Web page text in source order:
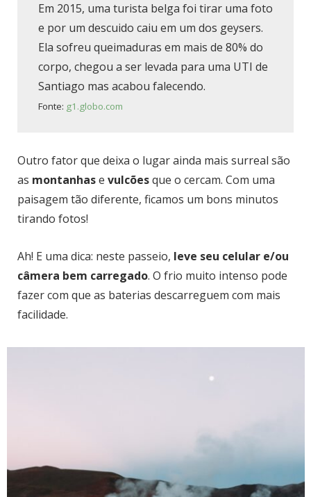
Em 2015, uma turista belga foi tirar uma foto
e por um descuido caiu em um dos geysers.
Ela sofreu queimaduras em mais de 80% do
corpo, chegou a ser levada para uma UTI de
Santiago mas acabou falecendo.
Fonte: g1.globo.com
Outro fator que deixa o lugar ainda mais surreal são
as montanhase vulcõesque o cercam. Com uma
paisagem tão diferente, ficamos um bons minutos
tirando fotos!
Ah! E uma dica: neste passeio, leve seu celular e/ou
câmera bem carregado. O frio muito intenso pode
fazer com que as baterias descarreguem com mais
facilidade.